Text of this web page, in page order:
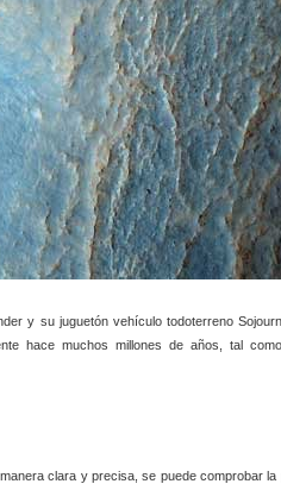
y su juguetón vehículo todoterreno
hace muchos millones de años, tal
clara y precisa, se puede comprobar